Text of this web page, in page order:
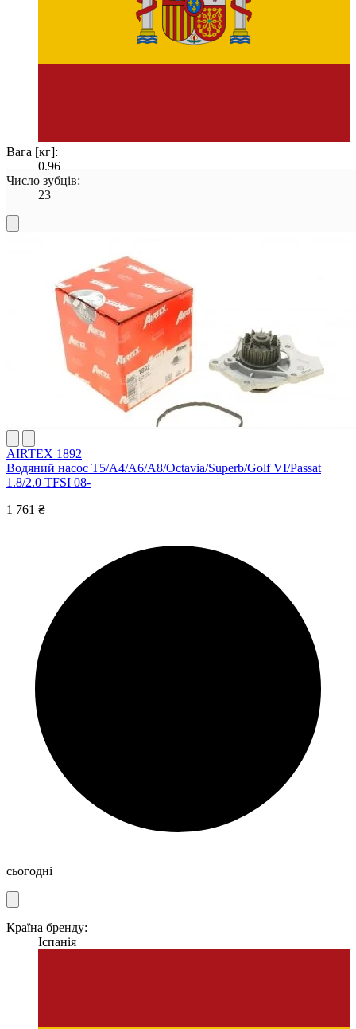
Вага [кг]:
0.96
Число зубців:
23
AIRTEX 1892
Водяний насос T5/A4/A6/A8/Octavia/Superb/Golf VI/Passat
1.8/2.0 TFSI 08-
1 761 ₴
сьогодні
Країна бренду:
Іспанія